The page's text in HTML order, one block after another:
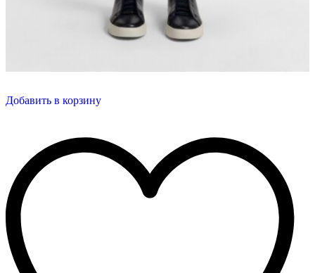
Добавить в корзину